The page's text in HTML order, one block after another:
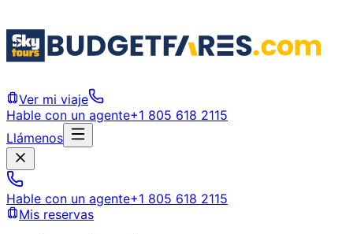
Ver mi viaje
Hable con un agente+1 805 618 2115
Llámenos
Hable con un agente+1 805 618 2115
Mis reservas